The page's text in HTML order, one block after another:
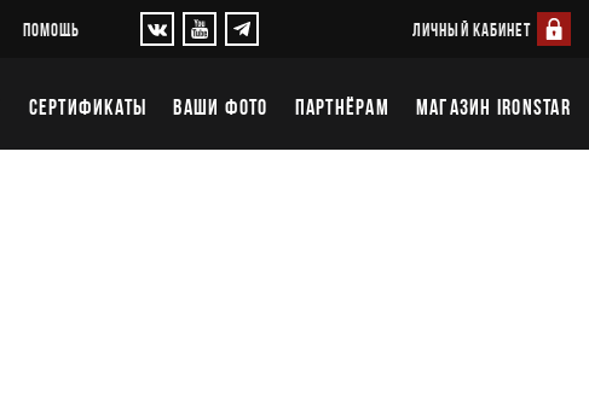
ПОМОЩЬ ЛИЧНЫЙ КАБИНЕТ
СЕРТИФИКАТЫ ВАШИ ФОТО ПАРТНЁРАМ МАГАЗИН IRONSTAR